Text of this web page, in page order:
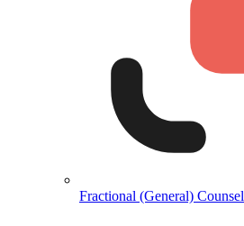
Fractional (General) Counsel